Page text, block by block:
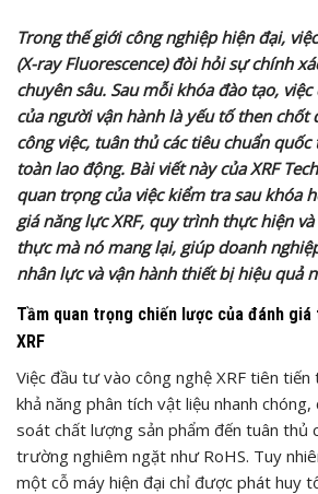
Trong thế giới công nghiệp hiện đại,
(X-ray Fluorescence) đòi hỏi sự chính
chuyên sâu. Sau mỗi khóa đào tạo,
của người vận hành là yếu tố then chốt
công việc, tuân thủ các tiêu chuẩn quốc
toàn lao động. Bài viết này của XRF
quan trọng của việc kiểm tra sau khóa
giá năng lực XRF, quy trình thực hiện
thực mà nó mang lại, giúp doanh
nhân lực và vận hành thiết bị hiệu quả
Tầm quan trọng chiến lược của đánh giá
XRF
Việc đầu tư vào công nghệ XRF tiên tiến
khả năng phân tích vật liệu nhanh
soát chất lượng sản phẩm đến tuân thủ
trường nghiêm ngặt như RoHS. Tuy
một cỗ máy hiện đại chỉ được phát huy